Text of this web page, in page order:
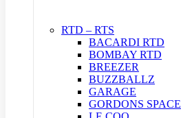
RTD – RTS
BACARDI RTD
BOMBAY RTD
BREEZER
BUZZBALLZ
GARAGE
GORDONS SPACE